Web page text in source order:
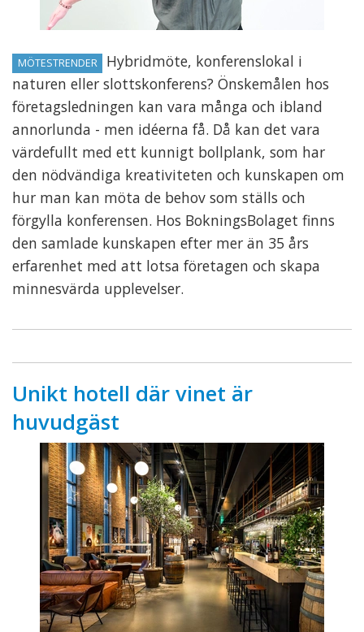
MÖTESTRENDER
Hybridmöte, konferenslokal i
naturen eller slottskonferens? Önskemålen hos
företagsledningen kan vara många och ibland
annorlunda - men idéerna få. Då kan det vara
värdefullt med ett kunnigt bollplank, som har
den nödvändiga kreativiteten och kunskapen om
hur man kan möta de behov som ställs och
förgylla konferensen. Hos BokningsBolaget finns
den samlade kunskapen efter mer än 35 års
erfarenhet med att lotsa företagen och skapa
minnesvärda upplevelser.
Unikt hotell där vinet är
huvudgäst